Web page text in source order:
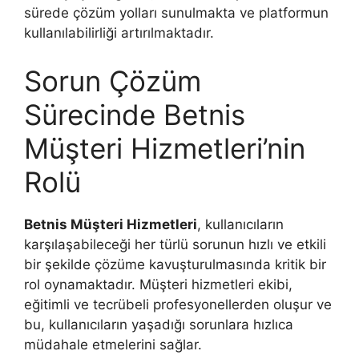
sürede çözüm yolları sunulmakta ve platformun
kullanılabilirliği artırılmaktadır.
Sorun Çözüm
Sürecinde Betnis
Müşteri Hizmetleri’nin
Rolü
Betnis Müşteri Hizmetleri, kullanıcıların
karşılaşabileceği her türlü sorunun hızlı ve etkili
bir şekilde çözüme kavuşturulmasında kritik bir
rol oynamaktadır. Müşteri hizmetleri ekibi,
eğitimli ve tecrübeli profesyonellerden oluşur ve
bu, kullanıcıların yaşadığı sorunlara hızlıca
müdahale etmelerini sağlar.